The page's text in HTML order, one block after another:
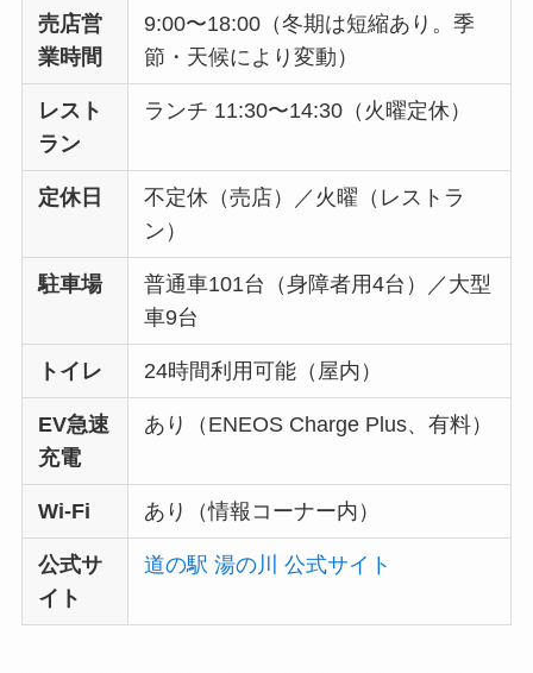
売店営
業時間
9:00〜18:00（冬期は短縮あり。季
節・天候により変動）
レスト
ラン
ランチ 11:30〜14:30（火曜定休）
定休日
不定休（売店）／火曜（レストラ
ン）
駐車場
普通車101台（身障者用4台）／大型
車9台
トイレ 24時間利用可能（屋内）
EV急速
充電
あり（ENEOS Charge Plus、有料）
Wi-Fi あり（情報コーナー内）
公式サ
イト
道の駅 湯の川 公式サイト